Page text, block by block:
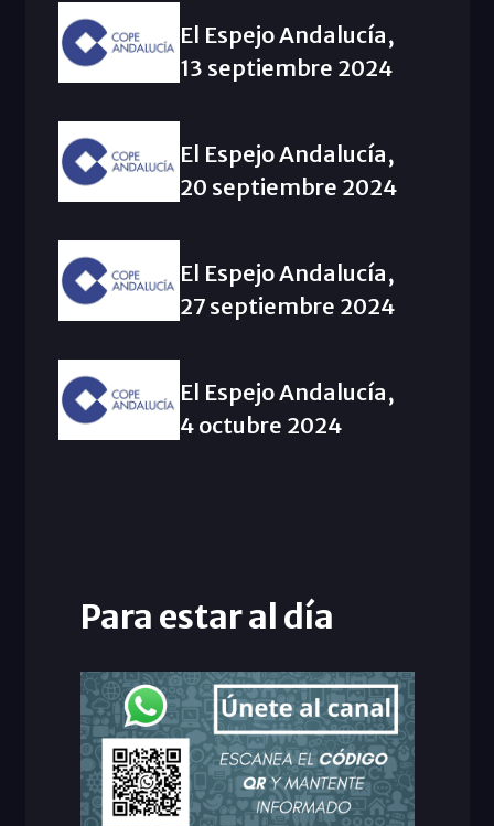
El Espejo Andalucía,
13 septiembre 2024
El Espejo Andalucía,
20 septiembre 2024
El Espejo Andalucía,
27 septiembre 2024
El Espejo Andalucía,
4 octubre 2024
Para estar al día